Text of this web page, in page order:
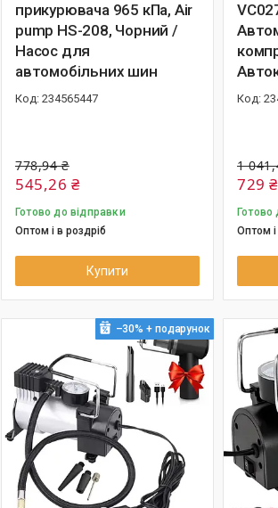
прикурювача 965 кПа, Air
pump HS-208, Чорний /
Насос для
автомобільних шин
234565447
778,94 ₴
545,26 ₴
Готово до відправки
Оптом і в роздріб
Купити
1
729 ₴
Готово
Оптом і
–30%